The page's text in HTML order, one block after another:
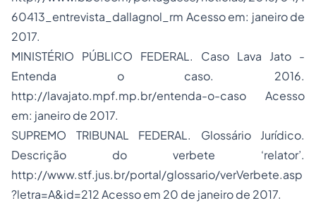
60413_entrevista_dallagnol_rm Acesso em: janeiro de
2017.
MINISTÉRIO PÚBLICO FEDERAL. Caso Lava Jato -
Entenda o caso. 2016.
http://lavajato.mpf.mp.br/entenda-o-caso Acesso
em: janeiro de 2017.
SUPREMO TRIBUNAL FEDERAL. Glossário Jurídico.
Descrição do verbete ‘relator’.
http://www.stf.jus.br/portal/glossario/verVerbete.asp
?letra=A&id=212 Acesso em 20 de janeiro de 2017.